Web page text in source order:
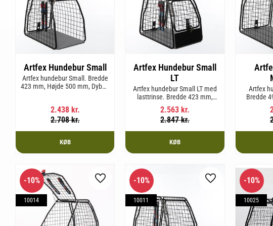
Artfex Hundebur Small
Artfex hundebur Small. Bredde
423 mm, Højde 500 mm, Dybde
2.438kr.
2.708kr.
KØB
Artfex Hundebur Small
LT
Artfex hundebur Small LT med
lasttrinse. Bredde 423 mm,
Højde 500 mm, Dybde 670 mm
og vægt 12,9 kg.
2.563kr.
2.847kr.
KØB
Artfex
Bredde
mm,
10%
10014
Gem som favorit
10%
10011
Gem som favorit
10%
10025